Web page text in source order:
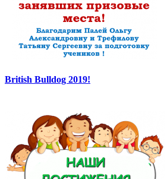
British Bulldog 2019!